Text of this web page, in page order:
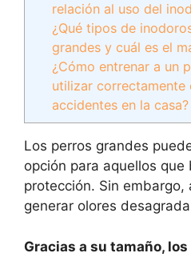
relación al uso del
¿Qué tipos de
grandes y cuál es el
¿Cómo entrenar a un
utilizar
accidentes en la casa?
Los perros grandes
opción para aquellos
protección. Sin embargo,
generar olores
Gracias a su tamaño,